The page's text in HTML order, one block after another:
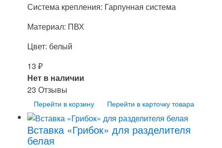
Система крепления: Гарпунная система
Материал: ПВХ
Цвет: белый
13 ₽
Нет в наличии
23 Отзывы
Перейти в корзину Перейти в карточку товара
Вставка «Грибок» для разделителя
белая